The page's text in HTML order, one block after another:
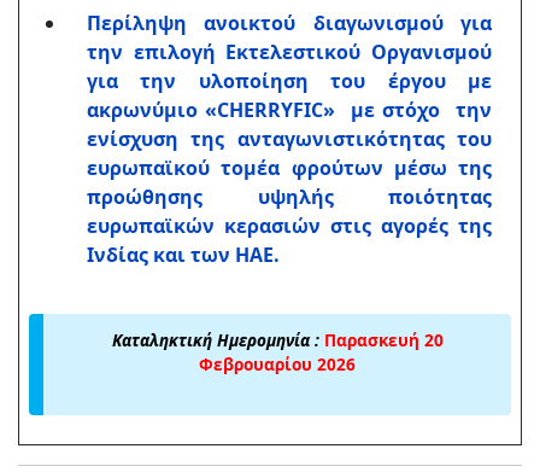
Περίληψη ανοικτού διαγωνισμού για
την επιλογή Εκτελεστικού Οργανισμού
για την υλοποίηση του έργου με
ακρωνύμιο «CHERRYFIC» με στόχο την
ενίσχυση της ανταγωνιστικότητας του
ευρωπαϊκού τομέα φρούτων μέσω της
προώθησης υψηλής ποιότητας
ευρωπαϊκών κερασιών στις αγορές της
Ινδίας και των ΗΑΕ.
Καταληκτική Ημερομηνία : Παρασκευή 20
Φεβρουαρίου 2026